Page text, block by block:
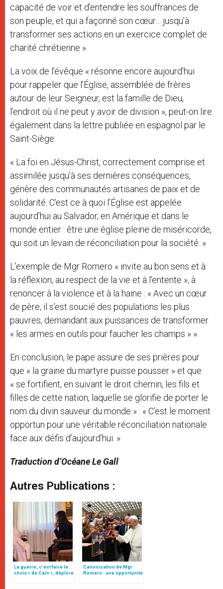
capacité de voir et d’entendre les souffrances de
son peuple, et qui a façonné son cœur… jusqu’à
transformer ses actions en un exercice complet de
charité chrétienne ».
La voix de l’évêque « résonne encore aujourd’hui
pour rappeler que l’Église, assemblée de frères
autour de leur Seigneur, est la famille de Dieu,
l’endroit où il ne peut y avoir de division », peut-on lire
également dans la lettre publiée en espagnol par le
Saint-Siège.
« La foi en Jésus-Christ, correctement comprise et
assimilée jusqu’à ses dernières conséquences,
génère des communautés artisanes de paix et de
solidarité. C’est ce à quoi l’Église est appelée
aujourd’hui au Salvador, en Amérique et dans le
monde entier : être une église pleine de miséricorde,
qui soit un levain de réconciliation pour la société. »
L’exemple de Mgr Romero « invite au bon sens et à
la réflexion, au respect de la vie et à l’entente », à
renoncer à la violence et à la haine : « Avec un cœur
de père, il s’est soucié des populations les plus
pauvres, demandant aux puissances de transformer
« les armes en outils pour faucher les champs » ».
En conclusion, le pape assure de ses prières pour
que « la graine du martyre puisse pousser » et que
« se fortifient, en suivant le droit chemin, les fils et
filles de cette nation, laquelle se glorifie de porter le
nom du divin sauveur du monde » : « C’est le moment
opportun pour une véritable réconciliation nationale
face aux défis d’aujourd’hui. »
Traduction d’Océane Le Gall
Autres Publications :
La guerre, c’est faire le
choix « de Caïn », déplore
Canonisation de Mgr
Romero : une opportunité